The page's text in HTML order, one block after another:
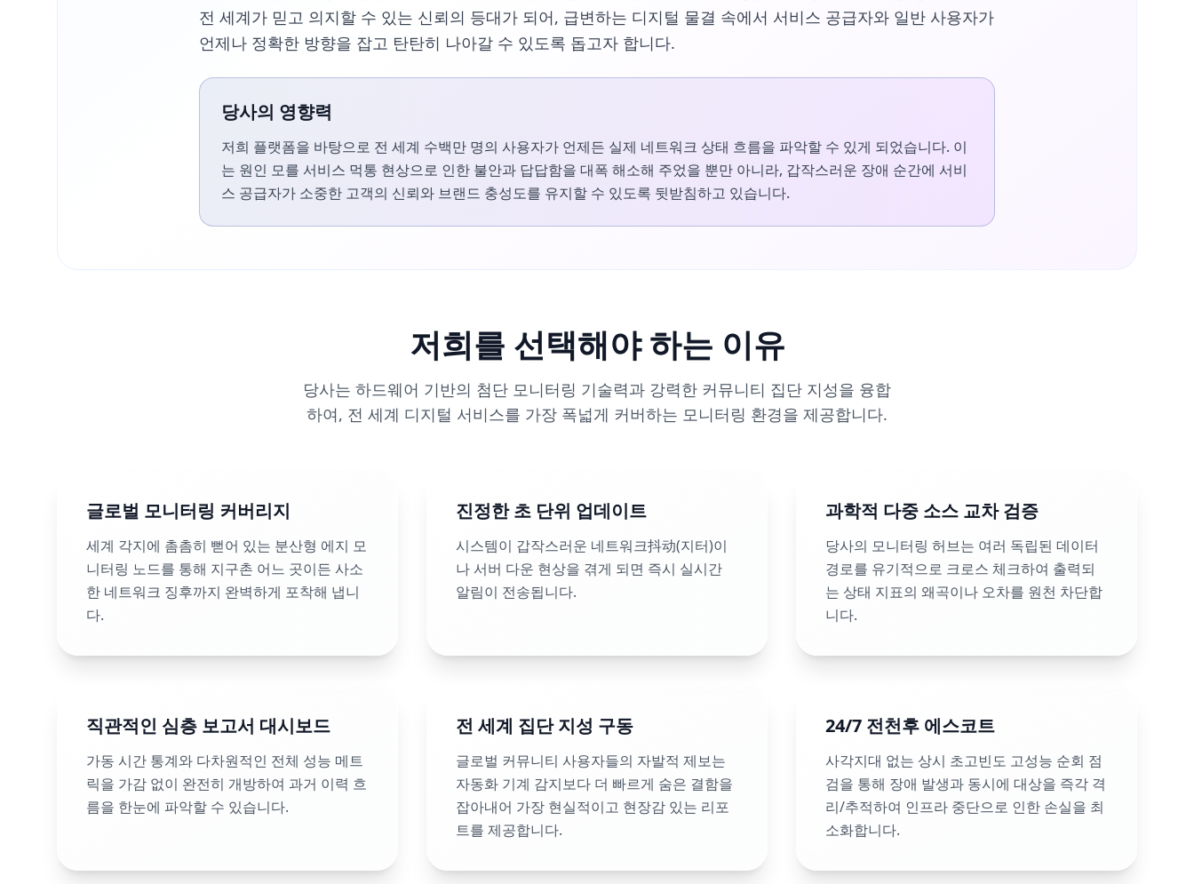
전 세계가 믿고 의지할 수 있는 신뢰의 등대가 되어, 급변하는 디지털 물결 속에서 서비스 공급자와 일반 사용자가
언제나 정확한 방향을 잡고 탄탄히 나아갈 수 있도록 돕고자 합니다.
당사의 영향력
저희 플랫폼을 바탕으로 전 세계 수백만 명의 사용자가 언제든 실제 네트워크 상태 흐름을 파악할 수 있게 되었습니다. 이
는 원인 모를 서비스 먹통 현상으로 인한 불안과 답답함을 대폭 해소해 주었을 뿐만 아니라, 갑작스러운 장애 순간에 서비
스 공급자가 소중한 고객의 신뢰와 브랜드 충성도를 유지할 수 있도록 뒷받침하고 있습니다.
저희를 선택해야 하는 이유
당사는 하드웨어 기반의 첨단 모니터링 기술력과 강력한 커뮤니티 집단 지성을 융합
하여, 전 세계 디지털 서비스를 가장 폭넓게 커버하는 모니터링 환경을 제공합니다.
글로벌 모니터링 커버리지
세계 각지에 촘촘히 뻗어 있는 분산형 에지 모
니터링 노드를 통해 지구촌 어느 곳이든 사소
한 네트워크 징후까지 완벽하게 포착해 냅니
다.
진정한 초 단위 업데이트
시스템이 갑작스러운 네트워크抖动(지터)이
나 서버 다운 현상을 겪게 되면 즉시 실시간
알림이 전송됩니다.
과학적 다중 소스 교차 검증
당사의 모니터링 허브는 여러 독립된 데이터
경로를 유기적으로 크로스 체크하여 출력되
는 상태 지표의 왜곡이나 오차를 원천 차단합
니다.
직관적인 심층 보고서 대시보드
가동 시간 통계와 다차원적인 전체 성능 메트
릭을 가감 없이 완전히 개방하여 과거 이력 흐
름을 한눈에 파악할 수 있습니다.
전 세계 집단 지성 구동
글로벌 커뮤니티 사용자들의 자발적 제보는
자동화 기계 감지보다 더 빠르게 숨은 결함을
잡아내어 가장 현실적이고 현장감 있는 리포
트를 제공합니다.
24/7 전천후 에스코트
사각지대 없는 상시 초고빈도 고성능 순회 점
검을 통해 장애 발생과 동시에 대상을 즉각 격
리/추적하여 인프라 중단으로 인한 손실을 최
소화합니다.